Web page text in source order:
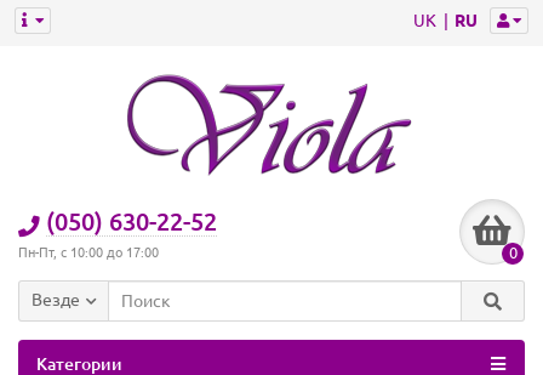
UK RU
(050) 630-22-52
Пн-Пт, с 10:00 до 17:00 0
Везде
Категории